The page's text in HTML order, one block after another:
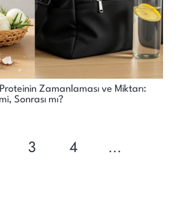
Zamanlaması ve Miktarı:
Sonrası mı?
3 4
…